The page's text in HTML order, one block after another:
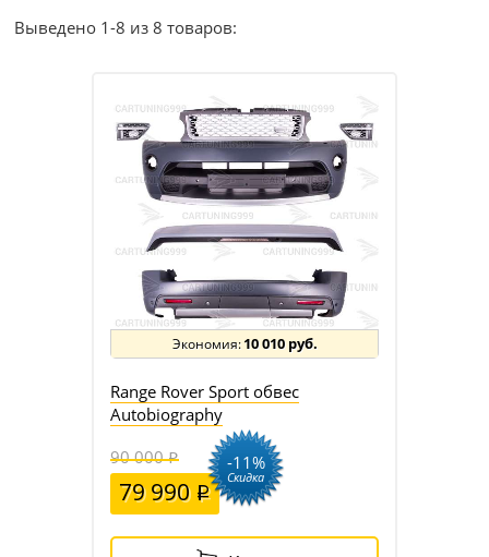
Выведено 1-8 из 8 товаров:
10 010 руб.
Range Rover Sport обвес
Autobiography
90 000
79 990
-11%
Скидка